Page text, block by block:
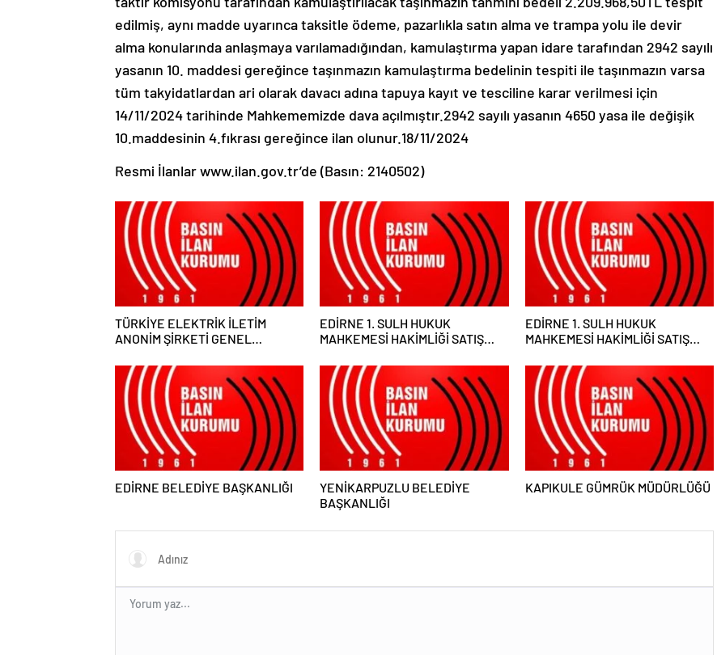
edilmiş, aynı madde uyarınca taksitle ödeme, pazarlıkla satın alma ve trampa yolu ile devir
alma konularında anlaşmaya varılamadığından, kamulaştırma yapan idare tarafından 2942 sayılı
yasanın 10. maddesi gereğince taşınmazın kamulaştırma bedelinin tespiti ile taşınmazın varsa
tüm takyidatlardan ari olarak davacı adına tapuya kayıt ve tesciline karar verilmesi için
14/11/2024 tarihinde Mahkememizde dava açılmıştır.2942 sayılı yasanın 4650 yasa ile değişik
10.maddesinin 4.fıkrası gereğince ilan olunur.18/11/2024
Resmi İlanlar www.ilan.gov.tr’de (Basın: 2140502)
TÜRKİYE ELEKTRİK İLETİM
ANONİM ŞİRKETİ GENEL
EDİRNE 1. SULH HUKUK
MAHKEMESİ HAKİMLİĞİ SATIŞ
EDİRNE 1. SULH HUKUK
MAHKEMESİ HAKİMLİĞİ SATIŞ
EDİRNE BELEDİYE BAŞKANLIĞI
YENİKARPUZLU BELEDİYE
BAŞKANLIĞI
KAPIKULE GÜMRÜK MÜDÜRLÜĞÜ